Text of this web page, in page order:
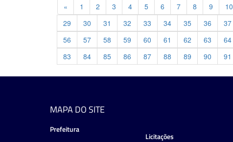
« Previous
1 2 3 4 5 6 7 8 9 10
29
30 31 32 33 34 35 36 37
56
57 58 59 60 61 62 63 64
83
84 85 86 87 88 89 90 91
MAPA DO SITE
Prefeitura
Licitações